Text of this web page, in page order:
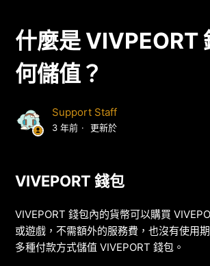
什麼是 VIVPEORT
何儲值？
Support Staff
3 年前 更新於
VIVEPORT 錢包
VIVEPORT 錢包內的貨幣可以購買
或遊戲，不需額外的服務費，也沒有使用
多種付款方式儲值 VIVEPORT 錢包。